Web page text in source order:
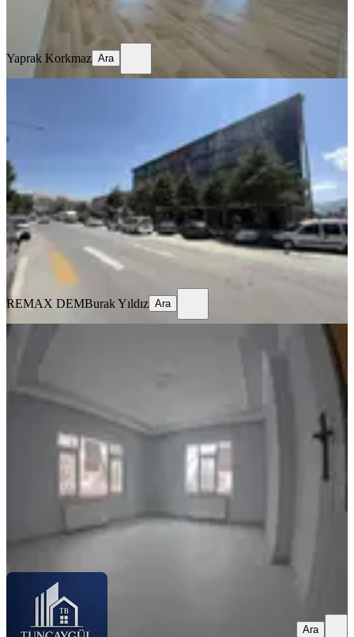
Yaprak Korkmaz Ara
Remax Dem'den Hastane Yanında
Eşyalı Kiralık 1+1 Daire
Merkez, Kızılay Mahallesi
70 m²·1. Kat ·16.07.2026
22.000 ₺
REMAX DEMBurak Yıldız
Ara
REMAX DEMBurak Yıldız Ara
MANZARALI
3+1· 150 m² Yüksek giriş·15.07.2026
18.000 ₺ 20.000 ₺
TUNCAYGÜL GAYRİMENKUL OFİSİTUNCAY GÜL
Ara